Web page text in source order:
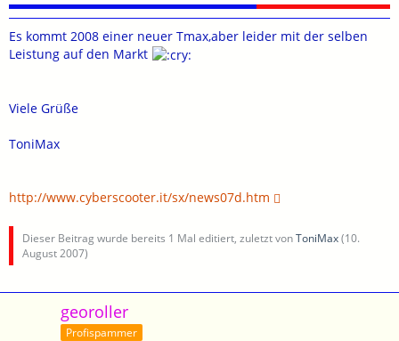
Es kommt 2008 einer neuer Tmax,aber leider mit der selben
Leistung auf den Markt
Viele Grüße
ToniMax
http://www.cyberscooter.it/sx/news07d.htm
Dieser Beitrag wurde bereits 1 Mal editiert, zuletzt vonToniMax(10.
August 2007)
georoller
Profispammer